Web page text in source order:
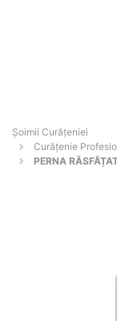
Șoimii Curățeniei
Curățenie
PERNA